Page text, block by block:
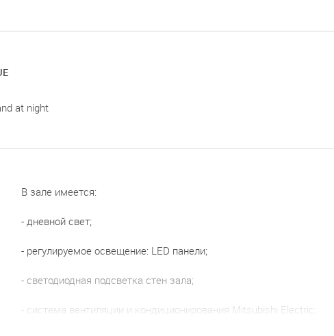
at night
В зале имеется:
- дневной свет;
- регулируемое освещение: LED панели;
- светодиодная подсветка стен зала;
- система вентиляции и кондиционирования Mitsubishi Electric;